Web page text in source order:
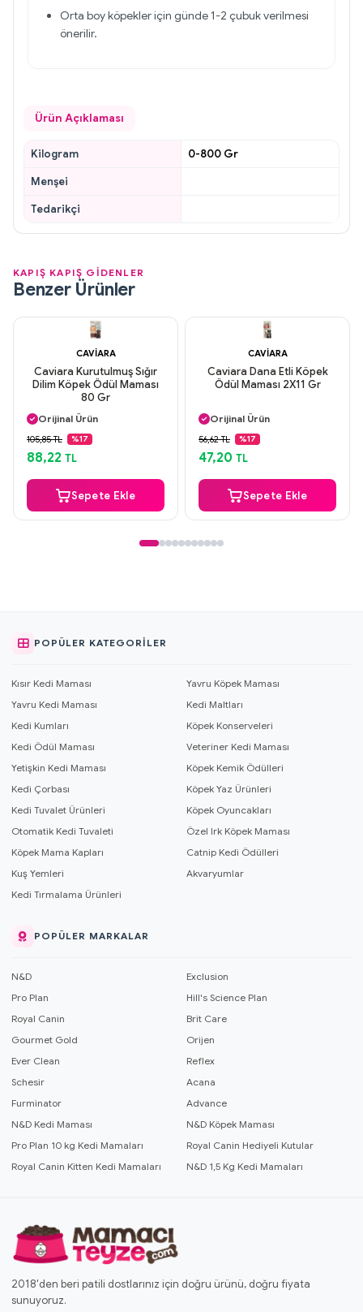
Orta boy köpekler için günde 1-2 çubuk verilmesi
önerilir.
Ürün Açıklaması
Kilogram
0-800 Gr
Menşei
Tedarikçi
KAPIŞ KAPIŞ GİDENLER
Benzer Ürünler
CAVIARA
Caviara Kurutulmuş Sığır
Dilim Köpek Ödül Maması
80 Gr
Aynı Gün Kargo
Orijinal Ürün
Güvenli Ödeme
Aynı Gün Kargo
105,85 TL %17
88,22 TL
Sepete Ekle
CAVIARA
Caviara Dana Etli Köpek
Ödül Maması 2X11 Gr
Orijinal Ürün
Güvenli Ödeme
Aynı Gün Kargo
56,62 TL %17
47,20 TL
Sepete Ekle
POPÜLER KATEGORILER
Kısır Kedi Maması
Yavru Köpek Maması
Yavru Kedi Maması
Kedi Maltları
Kedi Kumları
Köpek Konserveleri
Kedi Ödül Maması
Veteriner Kedi Maması
Yetişkin Kedi Maması
Köpek Kemik Ödülleri
Kedi Çorbası
Köpek Yaz Ürünleri
Kedi Tuvalet Ürünleri
Köpek Oyuncakları
Otomatik Kedi Tuvaleti
Özel Irk Köpek Maması
Köpek Mama Kapları
Catnip Kedi Ödülleri
Kuş Yemleri
Akvaryumlar
Kedi Tırmalama Ürünleri
POPÜLER MARKALAR
N&D
Exclusion
Pro Plan
Hill's Science Plan
Royal Canin
Brit Care
Gourmet Gold
Orijen
Ever Clean
Reflex
Schesir
Acana
Furminator
Advance
N&D Kedi Maması
N&D Köpek Maması
Pro Plan 10 kg Kedi Mamaları
Royal Canin Hediyeli Kutular
Royal Canin Kitten Kedi Mamaları
N&D 1,5 Kg Kedi Mamaları
2018'den beri patili dostlarınız için doğru ürünü, doğru fiyata
sunuyoruz.